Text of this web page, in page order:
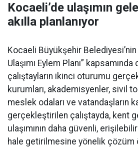
Kocaeli’de ulaşımın
akılla planlanıyor
Kocaeli Büyükşehir Belediyesi’nin
Ulaşımı Eylem Planı”
çalıştayların ikinci oturumu
kurumları, akademisyenler, sivil
meslek odaları ve vatandaşların
gerçekleştirilen çalıştayda, kent
ulaşımının daha güvenli,
hale getirilmesine yönelik çözüm